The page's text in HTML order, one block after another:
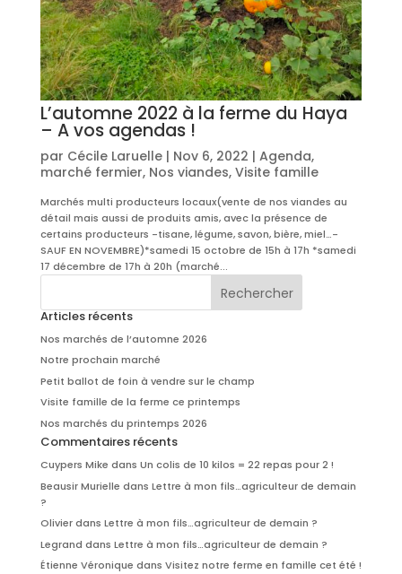
L’automne 2022 à la ferme du Haya
– A vos agendas !
par Cécile Laruelle| Nov 6, 2022 | Agenda,
marché fermier, Nos viandes, Visite famille
Marchés multi producteurs locaux(vente de nos viandes au
détail mais aussi de produits amis, avec la présence de
certains producteurs -tisane, légume, savon, bière, miel…-
SAUF EN NOVEMBRE)*samedi 15 octobre de 15h à 17h *samedi
17 décembre de 17h à 20h (marché...
Articles récents
Nos marchés de l’automne 2026
Notre prochain marché
Petit ballot de foin à vendre sur le champ
Visite famille de la ferme ce printemps
Nos marchés du printemps 2026
Commentaires récents
Cuypers Mike dans Un colis de 10 kilos = 22 repas pour 2 !
Beausir Murielle dans Lettre à mon fils…agriculteur de demain
?
Olivierdans Lettre à mon fils…agriculteur de demain ?
Legrand dans Lettre à mon fils…agriculteur de demain ?
Étienne Véronique dans Visitez notre ferme en famille cet été !